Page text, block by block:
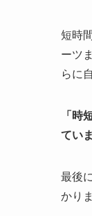
短時
ーツ
らに
「時
てい
最後
かり